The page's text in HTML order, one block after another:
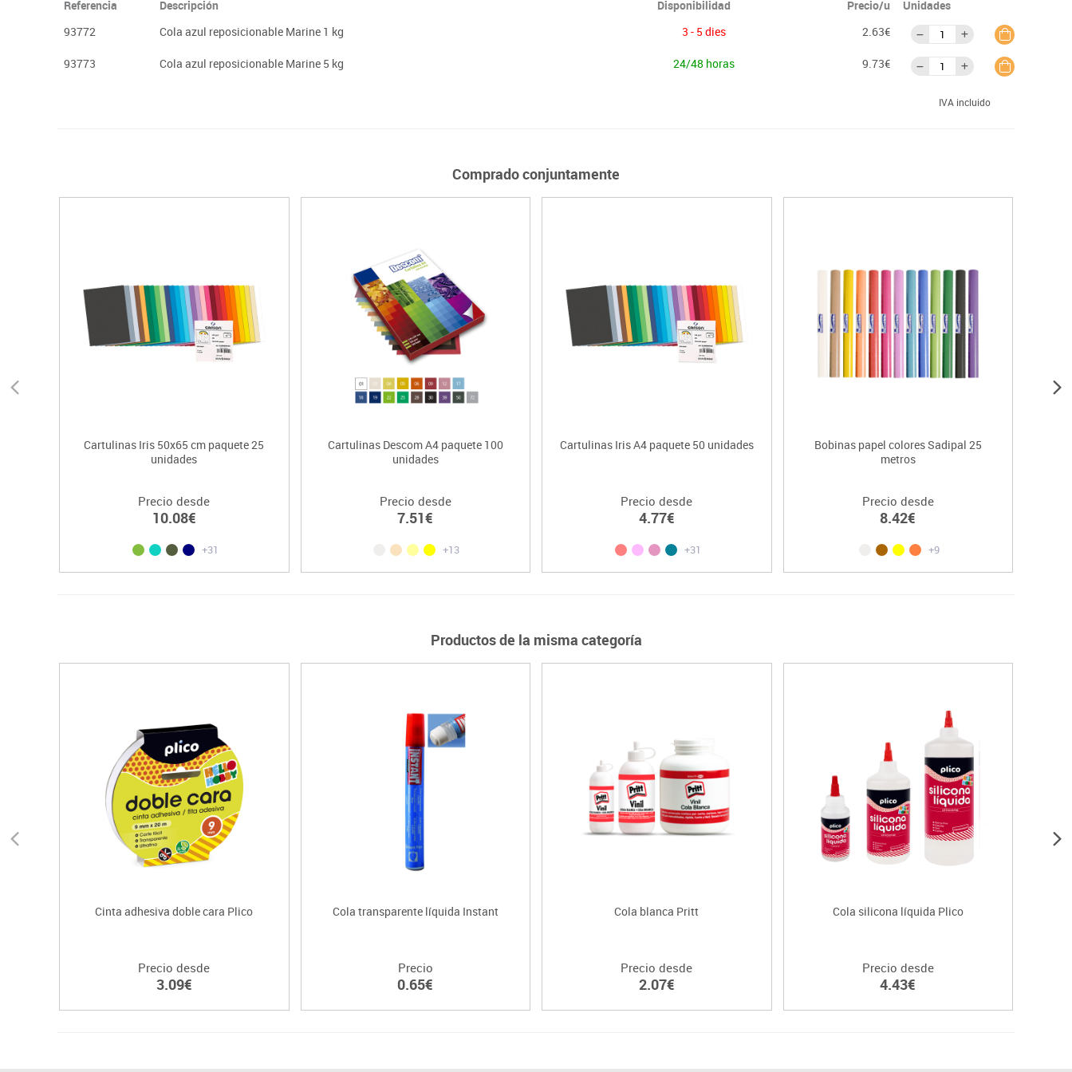
Referencia Descripción Disponibilidad Precio/u
Unidades
93772
Cola azul reposicionable Marine 1 kg 3 - 5 dies 2.63€
93773 Cola azul reposicionable Marine 5 kg 24/48 horas 9.73€
IVA incluido
Comprado conjuntamente
Cartulinas Iris 50x65 cm paquete 25
unidades
Precio desde
10.08€
+31
Cartulinas Descom A4 paquete 100
unidades
Precio desde
7.51€
+13
Cartulinas Iris A4 paquete 50 unidades
Precio desde
4.77€
+31
Bobinas papel colores Sadipal 25
metros
Precio desde
8.42€
+9
Productos de la misma categoría
Cinta adhesiva doble cara Plico
Precio desde
3.09€
Cola transparente líquida Instant
Precio
0.65€
Cola blanca Pritt
Precio desde
2.07€
Cola silicona líquida Plico
Precio desde
4.43€